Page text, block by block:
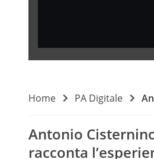
Home PA Digitale
Antonio
racconta